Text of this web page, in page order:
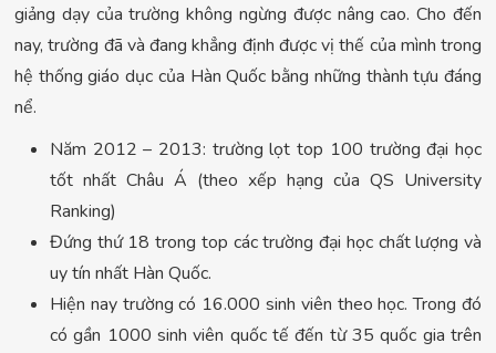
giảng dạy của trường không ngừng được nâng cao. Cho đến
nay, trường đã và đang khẳng định được vị thế của mình trong
hệ thống giáo dục của Hàn Quốc bằng những thành tựu đáng
nể.
Năm 2012 – 2013: trường lọt top 100 trường đại học
tốt nhất Châu Á (theo xếp hạng của QS University
Ranking)
Đứng thứ 18 trong top các trường đại học chất lượng và
uy tín nhất Hàn Quốc.
Hiện nay trường có 16.000 sinh viên theo học. Trong đó
có gần 1000 sinh viên quốc tế đến từ 35 quốc gia trên